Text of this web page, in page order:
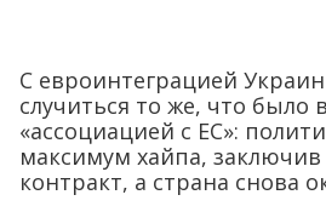
С евроинтеграцией
случиться то же, что было
«ассоциацией с ЕС»:
максимум хайпа,
контракт, а страна снова